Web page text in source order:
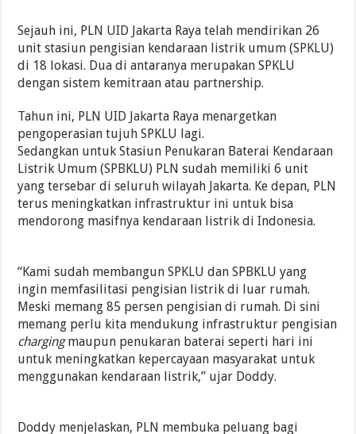
Sejauh ini, PLN UID Jakarta Raya telah mendirikan 26
unit stasiun pengisian kendaraan listrik umum (SPKLU)
di 18 lokasi. Dua di antaranya merupakan SPKLU
dengan sistem kemitraan atau partnership.
Tahun ini, PLN UID Jakarta Raya menargetkan
pengoperasian tujuh SPKLU lagi.
Sedangkan untuk Stasiun Penukaran Baterai Kendaraan
Listrik Umum (SPBKLU) PLN sudah memiliki 6 unit
yang tersebar di seluruh wilayah Jakarta. Ke depan, PLN
terus meningkatkan infrastruktur ini untuk bisa
mendorong masifnya kendaraan listrik di Indonesia.
“Kami sudah membangun SPKLU dan SPBKLU yang
ingin memfasilitasi pengisian listrik di luar rumah.
Meski memang 85 persen pengisian di rumah. Di sini
memang perlu kita mendukung infrastruktur pengisian
chargingmaupun penukaran baterai seperti hari ini
untuk meningkatkan kepercayaan masyarakat untuk
menggunakan kendaraan listrik,” ujar Doddy.
Doddy menjelaskan, PLN membuka peluang bagi